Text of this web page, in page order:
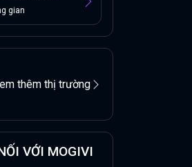
gian
thêm thị trường
VỚI MOGIVI